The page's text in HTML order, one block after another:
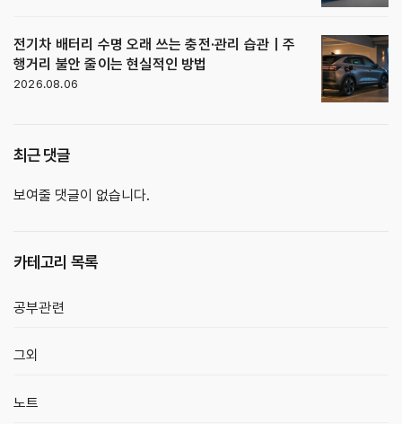
전기차 배터리 수명 오래 쓰는 충전·관리 습관｜주
행거리 불안 줄이는 현실적인 방법
2026.08.06
최근 댓글
보여줄 댓글이 없습니다.
카테고리 목록
공부관련
그외
노트